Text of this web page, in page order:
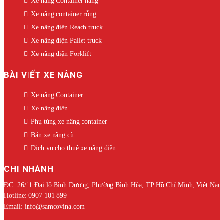
Xe nâng container rỗng
Xe nâng điện Reach truck
Xe nâng điện Pallet truck
Xe nâng điện Forklift
BÀI VIẾT XE NÂNG
Xe nâng Container
Xe nâng điện
Phụ tùng xe nâng container
Bán xe nâng cũ
Dịch vụ cho thuê xe nâng điện
CHI NHÁNH
ĐC: 26/11 Đại lộ Bình Dương, Phường Bình Hòa, TP Hồ Chí Minh, Việt
Hotline: 0907 101 899
Email: info@samcovina.com